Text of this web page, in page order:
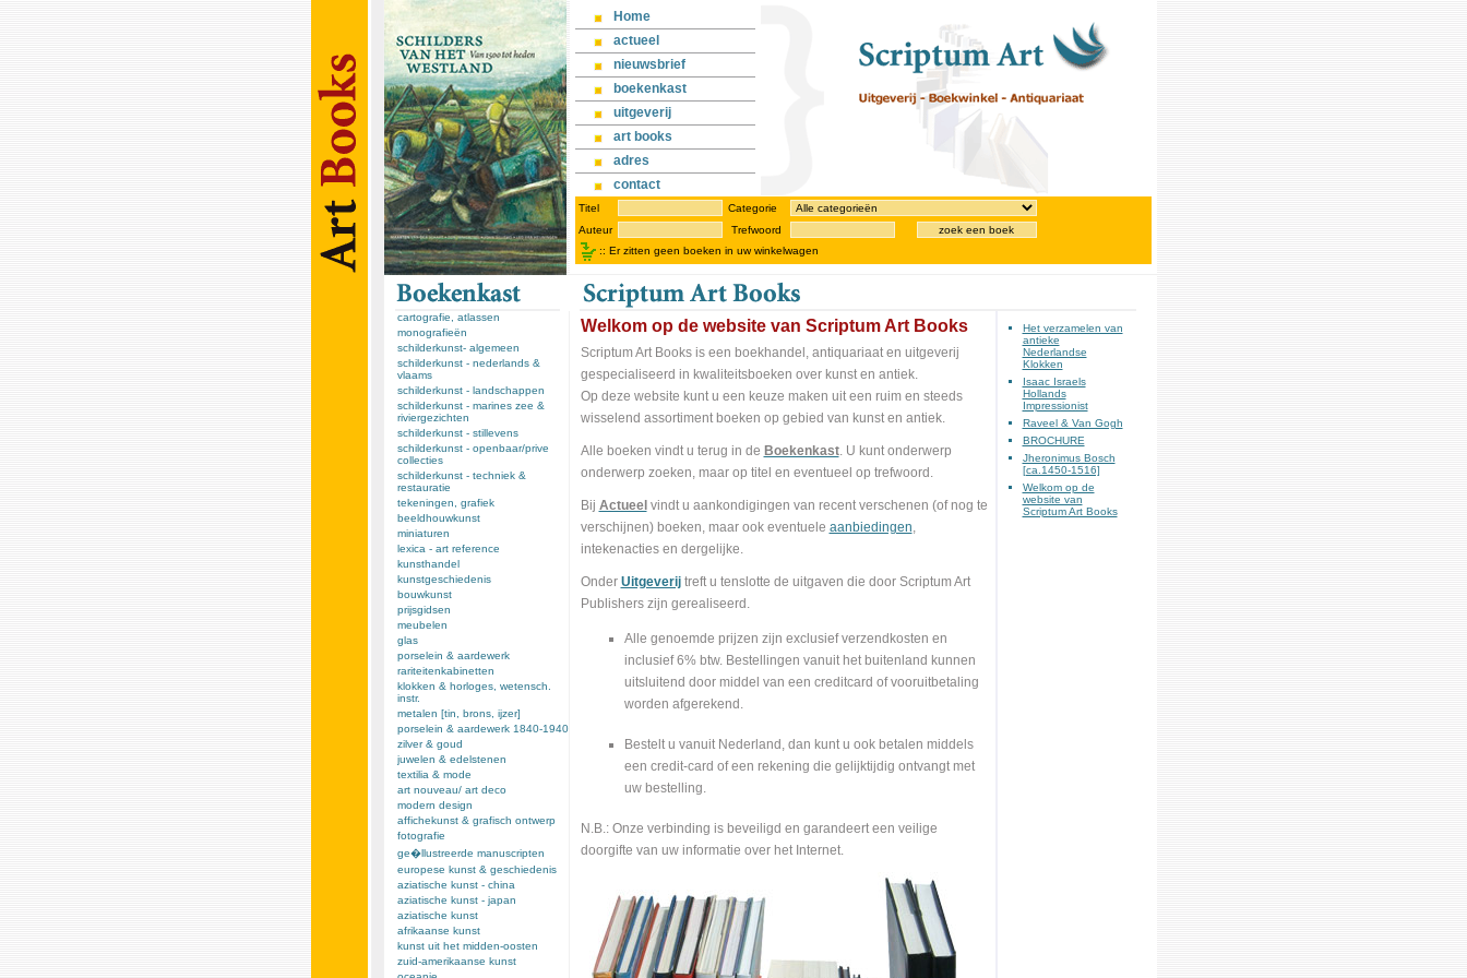
Home
actueel
nieuwsbrief
boekenkast
uitgeverij
art books
adres
contact
Titel
Categorie
Auteur
Trefwoord
zoek een boek
:: Er zitten geen boeken in uw winkelwagen
cartografie, atlassen
monografieën
schilderkunst- algemeen
schilderkunst - nederlands &
vlaams
schilderkunst - landschappen
schilderkunst - marines zee &
riviergezichten
schilderkunst - stillevens
schilderkunst - openbaar/prive
collecties
schilderkunst - techniek &
restauratie
tekeningen, grafiek
beeldhouwkunst
miniaturen
lexica - art reference
kunsthandel
kunstgeschiedenis
bouwkunst
prijsgidsen
meubelen
glas
porselein & aardewerk
rariteitenkabinetten
klokken & horloges, wetensch.
instr.
metalen [tin, brons, ijzer]
porselein & aardewerk 1840-1940
zilver & goud
juwelen & edelstenen
textilia & mode
art nouveau/ art deco
modern design
affichekunst & grafisch ontwerp
fotografie
ge�llustreerde manuscripten
europese kunst & geschiedenis
aziatische kunst - china
aziatische kunst - japan
aziatische kunst
afrikaanse kunst
kunst uit het midden-oosten
zuid-amerikaanse kunst
Welkom op de website van Scriptum Art Books
Scriptum Art Books is een boekhandel, antiquariaat en uitgeverij
gespecialiseerd in kwaliteitsboeken over kunst en antiek.
Op deze website kunt u een keuze maken uit een ruim en steeds
wisselend assortiment boeken op gebied van kunst en antiek.
Alle boeken vindt u terug in de Boekenkast. U kunt onderwerp
onderwerp zoeken, maar op titel en eventueel op trefwoord.
Bij Actueel vindt u aankondigingen van recent verschenen (of nog te
verschijnen) boeken, maar ook eventuele aanbiedingen,
intekenacties en dergelijke.
Onder Uitgeverijtreft u tenslotte de uitgaven die door Scriptum Art
Publishers zijn gerealiseerd.
Alle genoemde prijzen zijn exclusief verzendkosten en
inclusief 6% btw. Bestellingen vanuit het buitenland kunnen
uitsluitend door middel van een creditcard of vooruitbetaling
worden afgerekend.
Bestelt u vanuit Nederland, dan kunt u ook betalen middels
een credit-card of een rekening die gelijktijdig ontvangt met
uw bestelling.
N.B.: Onze verbinding is beveiligd en garandeert een veilige
doorgifte van uw informatie over het Internet.
Het verzamelen van
antieke
Nederlandse
Klokken
Isaac Israels
Hollands
Impressionist
Raveel & Van Gogh
BROCHURE
Jheronimus Bosch
[ca.1450-1516]
Welkom op de
website van
Scriptum Art Books